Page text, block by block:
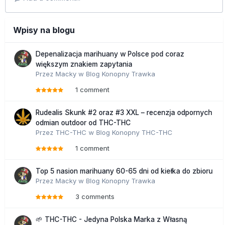
Wpisy na blogu
Depenalizacja marihuany w Polsce pod coraz
większym znakiem zapytania
Przez Macky w Blog Konopny Trawka
1 comment
Rudealis Skunk #2 oraz #3 XXL – recenzja odpornych
odmian outdoor od THC-THC
Przez THC-THC w Blog Konopny THC-THC
1 comment
Top 5 nasion marihuany 60-65 dni od kiełka do zbioru
Przez Macky w Blog Konopny Trawka
3 comments
🌱 THC-THC - Jedyna Polska Marka z Własną